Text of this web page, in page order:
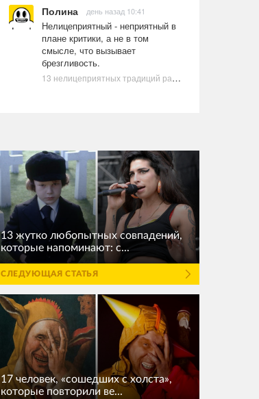
Полина день назад 10:41
Нелицеприятный - неприятный в
плане критики, а не в том
смысле, что вызывает
брезгливость.
13 нелицеприятных традиций разных стран, которые могут шокировать неподготовленного человека
13 жутко любопытных совпадений,
которые напоминают: с...
СЛЕДУЮЩАЯ СТАТЬЯ
17 человек, «сошедших с холста»,
которые повторили ве...